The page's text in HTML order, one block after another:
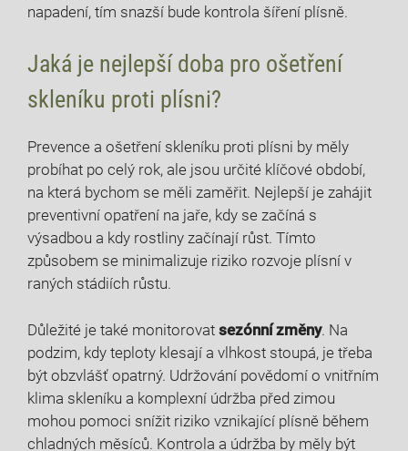
napadení, tím snazší bude kontrola šíření plísně.
Jaká je ⁤nejlepší doba pro ošetření
skleníku proti plísni?
Prevence‍ a ošetření skleníku‌ proti plísni by měly
probíhat po celý rok, ⁣ale jsou určité klíčové ‌období,
na která bychom se měli zaměřit. Nejlepší je zahájit
preventivní opatření na jaře, kdy se začíná s
výsadbou a kdy rostliny začínají růst. Tímto
způsobem se minimalizuje riziko ⁢rozvoje plísní v
‌raných stádiích růstu.
Důležité je také monitorovat sezónní změny. Na
podzim, kdy teploty klesají a vlhkost stoupá, je třeba
být obzvlášť opatrný. ‌Udržování povědomí o ​vnitřním
‌klima skleníku a komplexní údržba před zimou
mohou pomoci snížit riziko vznikající plísně během
chladných měsíců. ⁤Kontrola a údržba by měly být